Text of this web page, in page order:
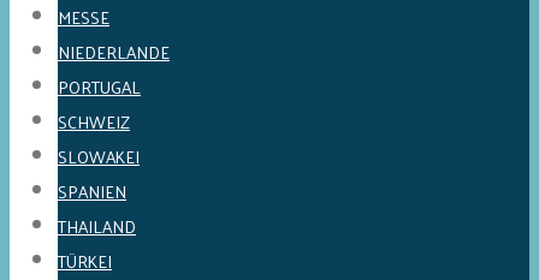
MESSE
NIEDERLANDE
PORTUGAL
SCHWEIZ
SLOWAKEI
SPANIEN
THAILAND
TÜRKEI